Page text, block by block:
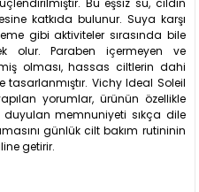
Bu eşsiz su, cildin
katkıda bulunur. Suya karşı
gibi aktiviteler sırasında bile
olur. Paraben içermeyen ve
olması, hassas ciltlerin dahi
Vichy Ideal Soleil
yorumlar, ürünün özellikle
duyulan memnuniyeti sıkça dile
günlük cilt bakım rutininin
getirir.